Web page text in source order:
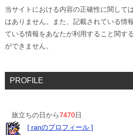
当サイトにおける内容の正確性に関して
はありません。また、記載されている情
ている情報をあなたが利用すること関す
ができません。
PROFILE
旅立ちの日から7470日
[ ranのプロフィール ]